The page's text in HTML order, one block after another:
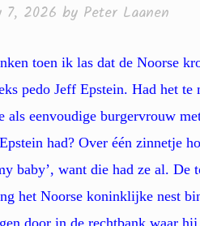
7, 2026 by Peter Laanen
toen ik las dat de Noorse
pedo Jeff Epstein. Had het te
als eenvoudige burgervrouw
had? Over één zinnetje
baby’, want die had ze al. De
het Noorse koninklijke nest
door in de rechtbank waar